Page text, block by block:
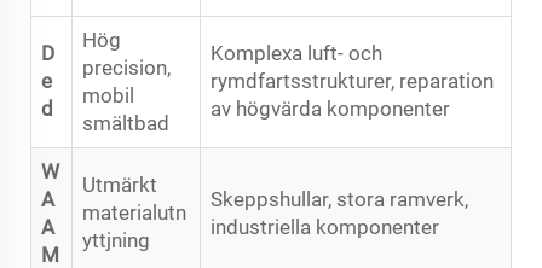
D
e
d
Hög
precision,
mobil
smältbad
Komplexa luft- och
rymdfartsstrukturer, reparation
av högvärda komponenter
W
A
A
M
Utmärkt
materialutn
yttjning
Skeppshullar, stora ramverk,
industriella komponenter